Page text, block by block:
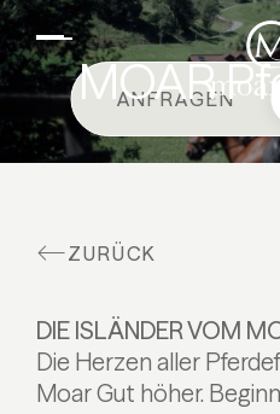
Aktiv
MOAR
ANFRAGEN
ZURÜCK
DIE ISLÄNDER VOM
Die Herzen aller
Moar Gut höher.